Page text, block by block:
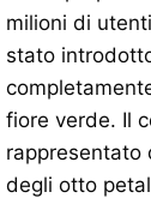
milioni di
stato
fiore verde. Il
rappresentato
degli otto